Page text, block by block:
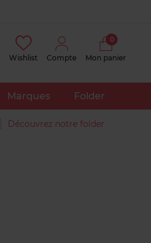
Wishlist Compte Mon panier
0
Marques Folder
Découvrez notre folder